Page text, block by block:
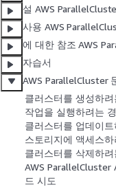
설 AWS
사용 AWS
에 대한 참조 AWS
자습서
AWS ParallelCluster
클러스터를 생성하
작업을 실행하려는
클러스터를 업데이
스토리지에 액세스
클러스터를 삭제하
AWS ParallelCluster
드 시도